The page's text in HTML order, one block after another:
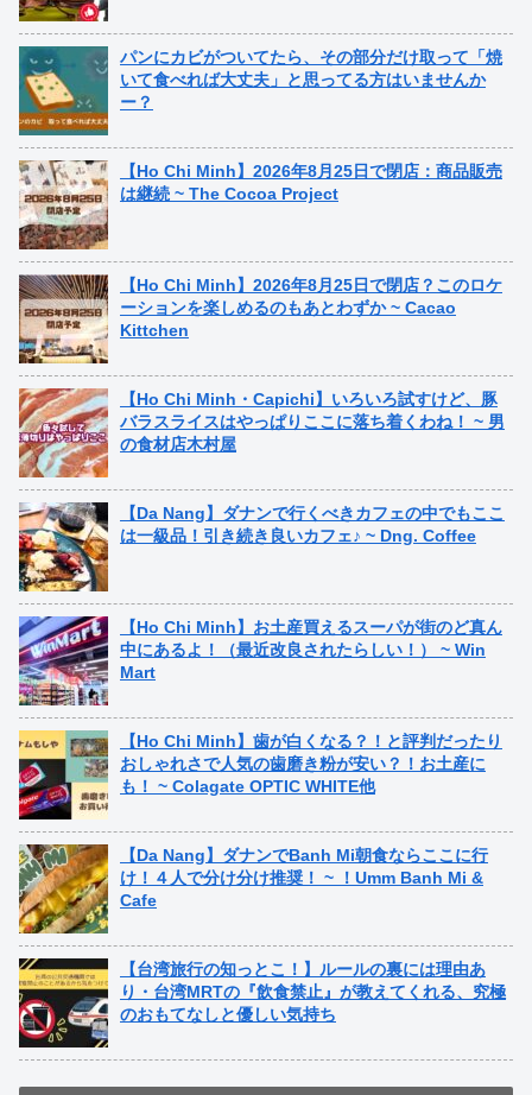
パンにカビがついてたら、その部分だけ取って「焼
いて食べれば大丈夫」と思ってる方はいませんか
ー？
【Ho Chi Minh】2026年8月25日で閉店：商品販売
は継続 ~ The Cocoa Project
【Ho Chi Minh】2026年8月25日で閉店？このロケ
ーションを楽しめるのもあとわずか ~ Cacao
Kittchen
【Ho Chi Minh・Capichi】いろいろ試すけど、豚
バラスライスはやっぱりここに落ち着くわね！ ~ 男
の食材店木村屋
【Da Nang】ダナンで行くべきカフェの中でもここ
は一級品！引き続き良いカフェ♪ ~ Dng. Coffee
【Ho Chi Minh】お土産買えるスーパが街のど真ん
中にあるよ！（最近改良されたらしい！） ~ Win
Mart
【Ho Chi Minh】歯が白くなる？！と評判だったり
おしゃれさで人気の歯磨き粉が安い？！お土産に
も！ ~ Colagate OPTIC WHITE他
【Da Nang】ダナンでBanh Mi朝食ならここに行
け！４人で分け分け推奨！ ~ ！Umm Banh Mi &
Cafe
【台湾旅行の知っとこ！】ルールの裏には理由あ
り・台湾MRTの『飲食禁止』が教えてくれる、究極
のおもてなしと優しい気持ち